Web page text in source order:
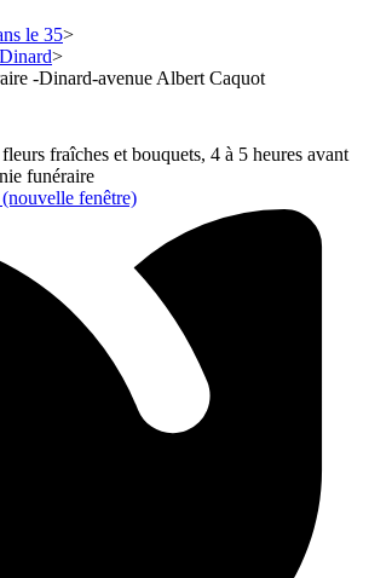
le 35
-Dinard-avenue Albert Caquot
fraîches et bouquets, 4 à 5 heures avant
funéraire
(nouvelle fenêtre)